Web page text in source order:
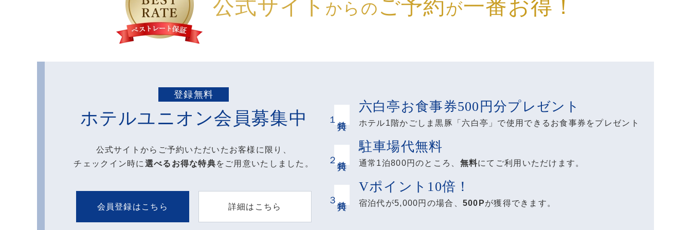
公式サイト からのご予約が一番お得！
登録無料
ホテルユニオン会員募集中
公式サイトからご予約いただいたお客様に限り、
チェックイン時に 選べるお得な特典をご用意いたしました。
会員登録はこちら 詳細はこちら
１
六白亭お食事券500円分プレゼント
ホテル1階かごしま黒豚「六白亭」で使用できるお食事券をプレゼント
２
駐車場代無料
通常1泊800円のところ、 無料にてご利用いただけます。
３
Vポイント10倍！
宿泊代が5,000円の場合、 500Pが獲得できます。